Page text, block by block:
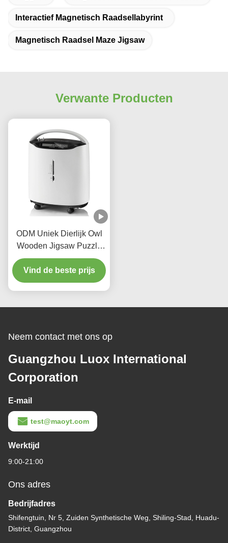
Interactief Magnetisch Raadsellabyrint
Magnetisch Raadsel Maze Jigsaw
Verwante Producten
ODM Uniek Dierlijk Owl
Wooden Jigsaw Puzzle
Gift voor
Volwassenenjonge
geitjes
Vind de beste prijs
Neem contact met ons op
Guangzhou Luox International
Corporation
E-mail
test@maoyt.com
Werktijd
9:00-21:00
Ons adres
Bedrijfadres
Shifengtuin, Nr 5, Zuiden Synthetische Weg, Shiling-Stad, Huadu-
District, Guangzhou